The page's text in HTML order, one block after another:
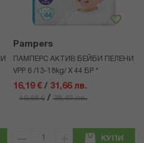
Pampers
ПАМПЕРС АКТИВ БЕЙБИ ПЕЛЕНИ
VPP 6 /13-18kg/ Х 44 БР *
16,19 € / 31,66 лв.
19,68 € / 38,49 лв.
КУПИ